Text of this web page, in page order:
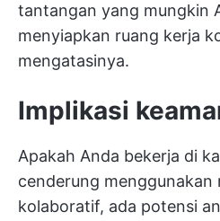
tantangan yang mungkin
menyiapkan ruang kerja
mengatasinya.
Implikasi
Apakah Anda bekerja di
cenderung menggunakan
kolaboratif, ada potensi